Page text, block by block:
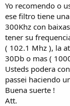
Yo recomendo o
ese filtro tiene
300Khz con
tener su
( 102.1 Mhz ), la
30Db o mas (
Usteds podera
passei haciendo
Buena suerte !
Att.